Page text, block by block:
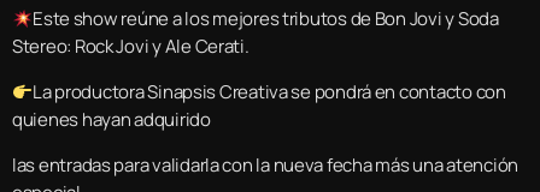
Este show reúne a los mejores tributos de Bon Jovi y Soda
Stereo: Rock Jovi y Ale Cerati.
La productora Sinapsis Creativa se pondrá en contacto con
quienes hayan adquirido
las entradas para validarla con la nueva fecha más una atención